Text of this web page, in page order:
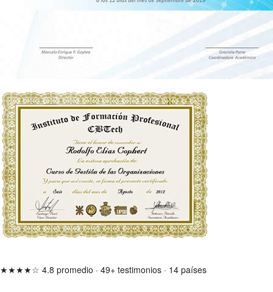
★★★★☆ 4.8 promedio · 49+ testimonios · 14 países